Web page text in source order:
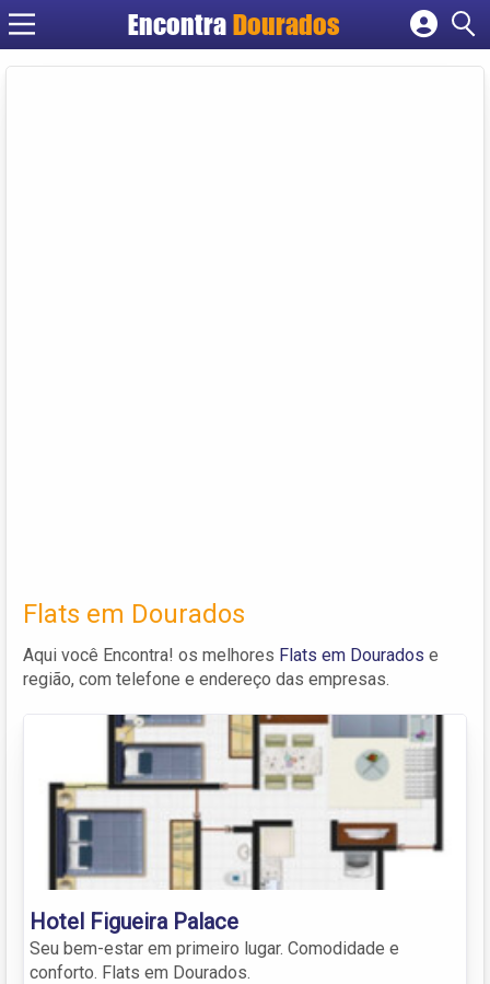
EncontraDourados
Cadastrar empresa
Flats em Dourados
Aqui você Encontra! os melhores Flats em Dourados e
região, com telefone e endereço das empresas.
Hotel Figueira Palace
Seu bem-estar em primeiro lugar. Comodidade e
conforto. Flats em Dourados.